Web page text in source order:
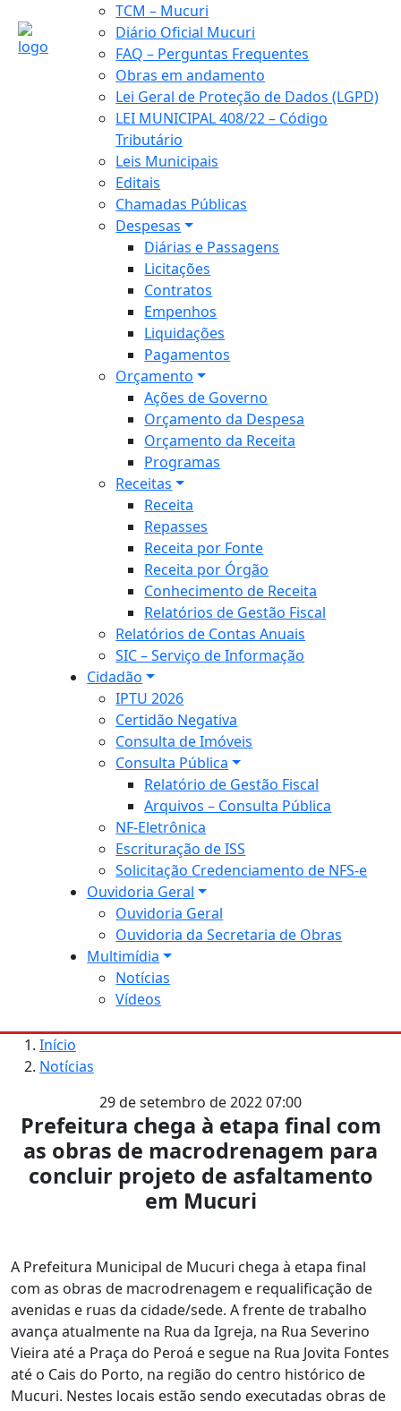
TCM – Mucuri
Diário Oficial Mucuri
FAQ – Perguntas Frequentes
Obras em andamento
Lei Geral de Proteção de Dados (LGPD)
LEI MUNICIPAL 408/22 – Código
Tributário
Leis Municipais
Editais
Chamadas Públicas
Despesas
Diárias e Passagens
Licitações
Contratos
Empenhos
Liquidações
Pagamentos
Orçamento
Ações de Governo
Orçamento da Despesa
Orçamento da Receita
Programas
Receitas
Receita
Repasses
Receita por Fonte
Receita por Órgão
Conhecimento de Receita
Relatórios de Gestão Fiscal
Relatórios de Contas Anuais
SIC – Serviço de Informação
Cidadão
IPTU 2026
Certidão Negativa
Consulta de Imóveis
Consulta Pública
Relatório de Gestão Fiscal
Arquivos – Consulta Pública
NF-Eletrônica
Escrituração de ISS
Solicitação Credenciamento de NFS-e
Ouvidoria Geral
Ouvidoria Geral
Ouvidoria da Secretaria de Obras
Multimídia
Notícias
Vídeos
Início
Notícias
29 de setembro de 2022 07:00
Prefeitura chega à etapa final com
as obras de macrodrenagem para
concluir projeto de asfaltamento
em Mucuri
A Prefeitura Municipal de Mucuri chega à etapa final
com as obras de macrodrenagem e requalificação de
avenidas e ruas da cidade/sede. A frente de trabalho
avança atualmente na Rua da Igreja, na Rua Severino
Vieira até a Praça do Peroá e segue na Rua Jovita Fontes
até o Cais do Porto, na região do centro histórico de
Mucuri. Nestes locais estão sendo executadas obras de